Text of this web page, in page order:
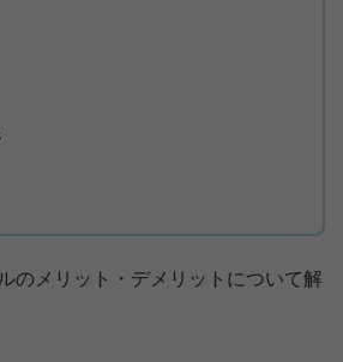
のメリット・デメリットについて解